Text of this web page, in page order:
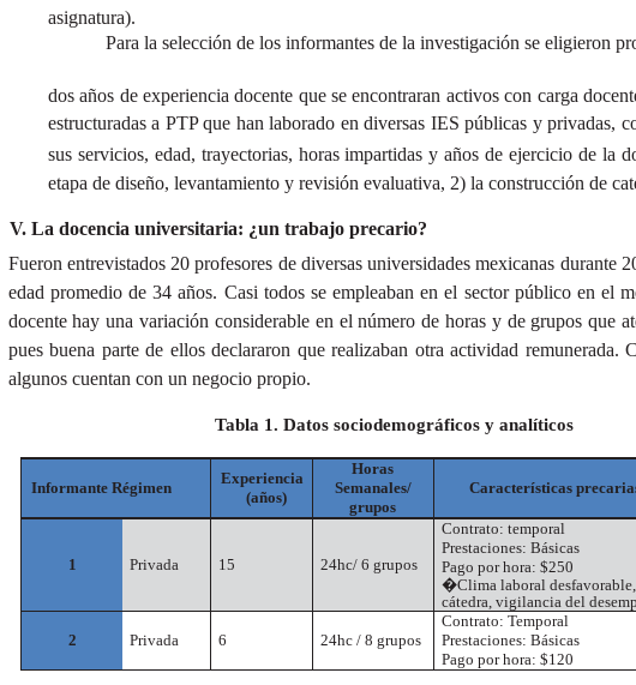
asignatura).
Para la selección de los informantes de la investigación se eligieron
dos años de experiencia docente que se encontraran activos con carga
estructuradas a PTP que han laborado en diversas IES públicas y privadas,
sus servicios, edad, trayectorias, horas impartidas y años de ejercicio de la
etapa de diseño, levantamiento y revisión evaluativa, 2) la construcción de
La docencia universitaria: ¿un trabajo precario?
Fueron entrevistados 20 profesores de diversas universidades mexicanas
edad promedio de 34 años. Casi todos se empleaban en el sector público en el
docente hay una variación considerable en el número de horas y de grupos que
pues buena parte de ellos declararon que realizaban otra actividad
algunos cuentan con un negocio propio.
Tabla 1. Datos sociodemográficos y analíticos
Informante Régimen
Experiencia
(años)
Horas
Semanales/
grupos
Características
1 Privada 15 24hc/ 6 grupos
Contrato: temporal
Prestaciones: Básicas
Pago por hora: $250
�Clima laboral
cátedra, vigilancia del
2 Privada 6 24hc / 8 grupos
Contrato: Temporal
Prestaciones: Básicas
Pago por hora: $120